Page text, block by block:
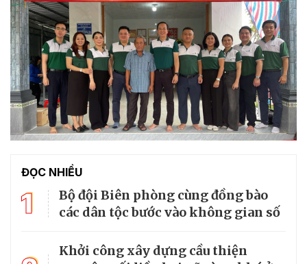
ĐỌC NHIỀU
1
Bộ đội Biên phòng cùng đồng bào
các dân tộc bước vào không gian số
Khởi công xây dựng cầu thiện